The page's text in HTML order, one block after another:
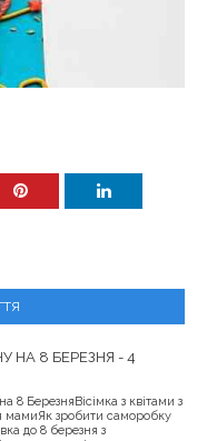
НА 8 БЕРЕЗНЯ - 4
8 БерезняВісімка з квітами з
мамиЯк зробити саморобку
до 8 березня з